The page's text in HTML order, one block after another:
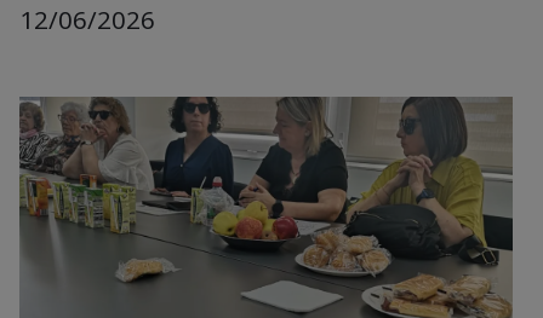
12/06/2026